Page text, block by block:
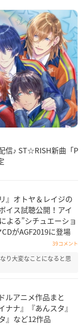
信♪ ST☆RISH新曲「P
』オトヤ＆レイジの
イス試聴公開！アイ
よる”シチュエーショ
がAGF2019に登場
39コメント
り大変なことになると思
ルアニメ作品まと
ナナ』『あんスタ』
』など12作品